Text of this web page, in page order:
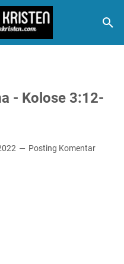
- Kolose 3:12-
Posting Komentar